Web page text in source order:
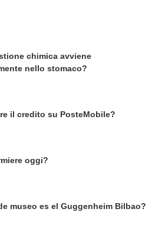
chimica avviene
nello stomaco?
il credito su PosteMobile?
oggi?
museo es el Guggenheim Bilbao?